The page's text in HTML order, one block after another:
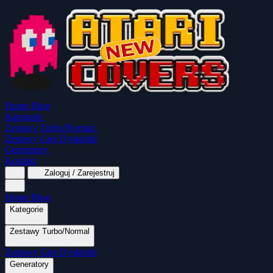
Home Blog
Kategorie
Zestawy Turbo/Normal
Zestawy Gier Dyskietki
Generatory
Kontakt
Zaloguj / Zarejestruj
Home Blog
Kategorie
Wszystkie kategorie
Zestawy Turbo/Normal
MapaSoft Turbo ROM SparkTurbo 2000
Mina Grubcio Normal
Zestawy Gier Dyskietki
Generatory